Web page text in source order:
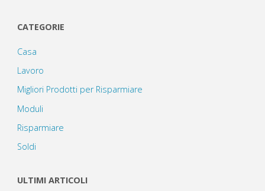
CATEGORIE
Casa
Lavoro
Migliori Prodotti per Risparmiare
Moduli
Risparmiare
Soldi
ULTIMI ARTICOLI